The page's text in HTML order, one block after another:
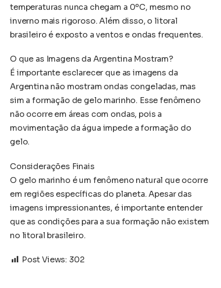
temperaturas nunca chegam a 0ºC, mesmo no
inverno mais rigoroso. Além disso, o litoral
brasileiro é exposto a ventos e ondas frequentes.
O que as Imagens da Argentina Mostram?
É importante esclarecer que as imagens da
Argentina não mostram ondas congeladas, mas
sim a formação de gelo marinho. Esse fenômeno
não ocorre em áreas com ondas, pois a
movimentação da água impede a formação do
gelo.
Considerações Finais
O gelo marinho é um fenômeno natural que ocorre
em regiões específicas do planeta. Apesar das
imagens impressionantes, é importante entender
que as condições para a sua formação não existem
no litoral brasileiro.
Post Views: 302